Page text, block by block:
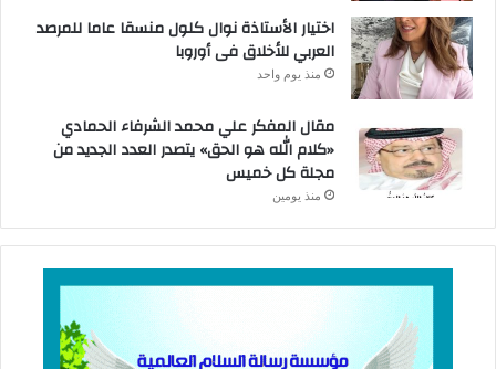
اختيار الأستاذة نوال كلول منسقا عاما للمرصد
العربي للأخلاق فى أوروبا
منذ يوم واحد
مقال المفكر علي محمد الشرفاء الحمادي
«كلام الله هو الحق» يتصدر العدد الجديد من
مجلة كل خميس
منذ يومين